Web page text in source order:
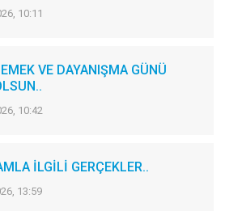
10:11
VE DAYANIŞMA GÜNÜ
10:42
İLGİLİ GERÇEKLER..
13:59